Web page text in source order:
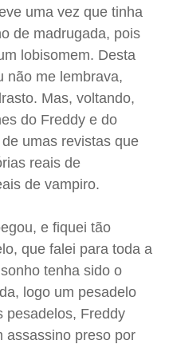
uma vez que tinha
de madrugada, pois
lobisomem. Desta
não me lembrava,
Mas, voltando,
do Freddy e do
umas revistas que
reais de
de vampiro.
e fiquei tão
que falei para toda a
tenha sido o
logo um pesadelo
pesadelos, Freddy
assassino preso por